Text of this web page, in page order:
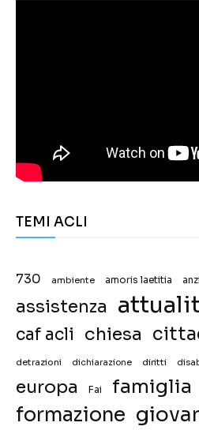
TEMI ACLI
730 ambiente amoris laetitia
assistenza
caf acli chiesa
detrazioni dichiarazione diritti
europa Fai famiglia
formazione